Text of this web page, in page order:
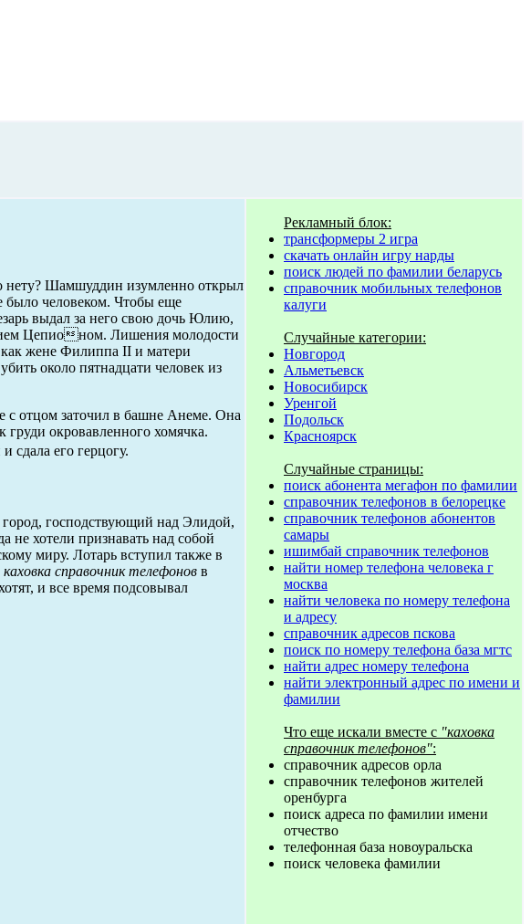
нету? Шамшуддин изумленно открыл
было человеком. Чтобы еще
выдал за него свою дочь Юлию,
Цепионом. Лишения молодости
как жене Филиппа II и матери
около пятнадцати человек из
с отцом заточил в башне Анеме. Она
окровавленного хомячка.
сдала его герцогу.
город, господствующий над Элидой,
не хотели признавать над собой
миру. Лотарь вступил также в
каховка справочник телефонов в
и все время подсовывал
Рекламный блок:
трансформеры 2 игра
скачать онлайн игру нарды
поиск людей по фамилии беларусь
справочник мобильных телефонов
калуги
Случайные категории:
Новгород
Альметьевск
Новосибирск
Уренгой
Подольск
Красноярск
Случайные страницы:
поиск абонента мегафон по фамилии
справочник телефонов в белорецке
справочник телефонов абонентов
самары
ишимбай справочник телефонов
найти номер телефона человека г
москва
найти человека по номеру телефона
и адресу
справочник адресов пскова
поиск по номеру телефона база мгтс
найти адрес номеру телефона
найти электронный адрес по имени и
фамилии
Что еще искали вместе с "каховка
справочник телефонов":
справочник адресов орла
справочник телефонов жителей
оренбурга
поиск адреса по фамилии имени
отчество
телефонная база новоуральска
поиск человека фамилии